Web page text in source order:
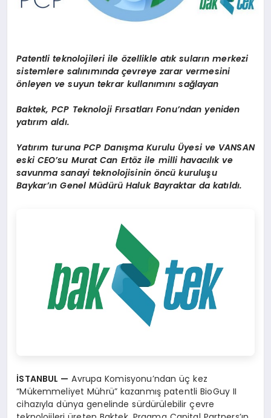
Patentli teknolojileri ile özellikle atık suların merkezi
sistemlere salınımında çevreye zarar vermesini
önleyen ve suyun tekrar kullanımını sağlayan
Baktek, PCP Teknoloji Fırsatları Fonu’ndan yeniden
yatırım aldı.
Yatırım turuna PCP Danışma Kurulu Üyesi ve VANSAN
eski CEO’su Murat Can Ertöz ile milli havacılık ve
savunma sanayi teknolojisinin öncü kuruluşu
Baykar’ın Genel Müdürü Haluk Bayraktar da katıldı.
İSTANBUL — Avrupa Komisyonu’ndan üç kez
“Mükemmeliyet Mührü” kazanmış patentli BioGuy II
cihazıyla dünya genelinde sürdürülebilir çevre